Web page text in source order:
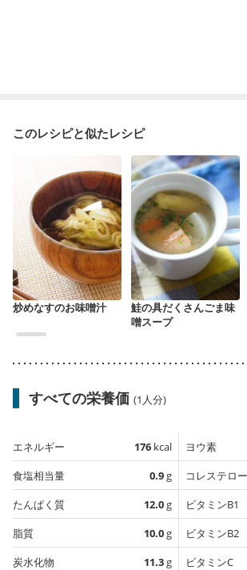
このレシピと似たレシピ
炒めなすのお味噌汁
鮭の具だくさんごま味
噌スープ
すべての栄養価 (1人分)
エネルギー 176 kcal
食塩相当量
0.9g
たんぱく質
12.0g
脂質
10.0g
炭水化物
11.3g
ヨウ素
コレステロ
ビタミンB1
ビタミンB2
ビタミンC